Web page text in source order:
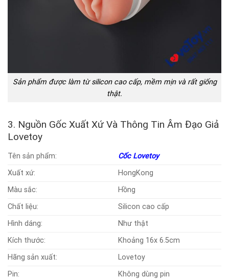
Sản phẩm được làm từ silicon cao cấp, mềm mịn và rất giống
thật.
3. Nguồn Gốc Xuất Xứ Và Thông Tin Âm Đạo Giả
Lovetoy
Tên sản phẩm:
Cốc Lovetoy
Xuất xứ:
HongKong
Màu sắc:
Hồng
Chất liệu:
Silicon cao cấp
Hình dáng:
Như thật
Kích thước:
Khoảng 16x 6.5cm
Hãng sản xuất:
Lovetoy
Pin:
Không dùng pin